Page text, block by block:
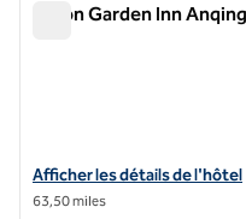
Hilton Garden Inn
Afficher les détails de l'hôtel
Afficher les détails de l'hôtel
63,50 miles